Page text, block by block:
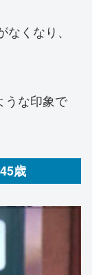
くなり、
うな印象で
歳